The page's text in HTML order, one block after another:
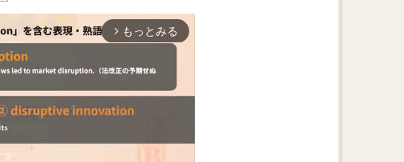
arrow_forward_ios もっとみる